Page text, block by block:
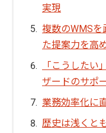
実現
複数のWMSを
た提案力を高
「こうしたい
ザードのサポ
業務効率化に
歴史は浅くと